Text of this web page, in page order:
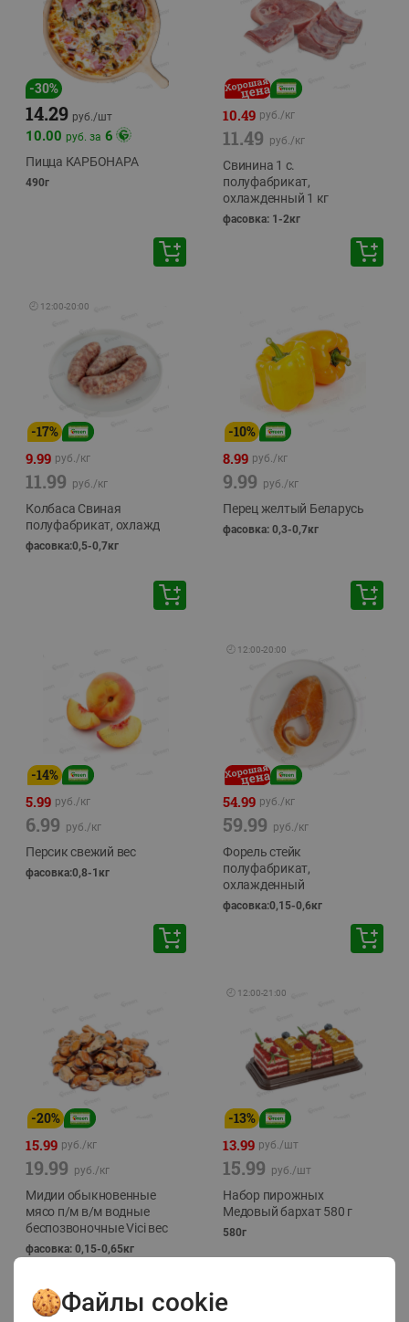
-30%
14.29 руб./шт
10.00 руб. за 6
Пицца КАРБОНАРА
490г
10.49 руб./кг
11.49 руб./кг
Свинина 1 с.
полуфабрикат,
охлажденный 1 кг
фасовка: 1-2кг
🕘 12:00-20:00
-17%
9.99 руб./кг
11.99 руб./кг
Колбаса Свиная
полуфабрикат, охлажд
фасовка:0,5-0,7кг
-10%
8.99 руб./кг
9.99 руб./кг
Перец желтый Беларусь
фасовка: 0,3-0,7кг
-14%
5.99 руб./кг
6.99 руб./кг
Персик свежий вес
фасовка:0,8-1кг
🕘 12:00-20:00
54.99 руб./кг
59.99 руб./кг
Форель стейк
полуфабрикат,
охлажденный
фасовка:0,15-0,6кг
-20%
15.99 руб./кг
19.99 руб./кг
Мидии обыкновенные
мясо п/м в/м водные
беспозвоночные Vici вес
фасовка: 0,15-0,65кг
🕘 12:00-21:00
-13%
13.99 руб./шт
15.99 руб./шт
Набор пирожных
Медовый бархат 580 г
580г
Файлы cookie